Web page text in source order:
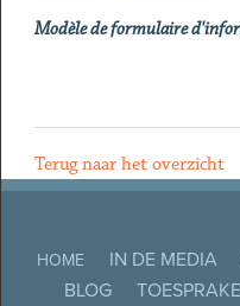
Modèle de formulaire
Terug naar het overzicht
HOME IN DE MEDIA
BLOG